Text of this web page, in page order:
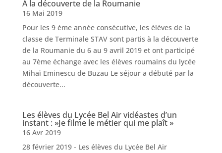
A la découverte de la Roumanie
16 Mai 2019
Pour les 9 ème année consécutive, les élèves de la
classe de Terminale STAV sont partis à la découverte
de la Roumanie du 6 au 9 avril 2019 et ont participé
au 7ème échange avec les élèves roumains du lycée
Mihaï Eminescu de Buzau Le séjour a débuté par la
découverte...
Les élèves du Lycée Bel Air vidéastes d’un
instant : »Je filme le métier qui me plaît »
16 Avr 2019
28 février 2019 - Les élèves du Lycée Bel Air